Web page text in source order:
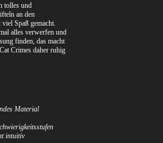
tolles und
an den
Spaß gemacht.
alles verwerfen und
finden, das macht
Crimes daher ruhig
Material
intuitiv